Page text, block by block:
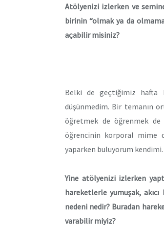
Atölyenizi izlerken ve
birinin “olmak ya da
açabilir misiniz?
Belki de geçtiğimiz hafta
düşünmedim. Bir temanın
öğretmek de öğrenmek
öğrencinin korporal mime
yaparken buluyorum kendimi.
Yine atölyenizi izlerken
hareketlerle yumuşak,
nedeni nedir? Buradan
varabilir miyiz?